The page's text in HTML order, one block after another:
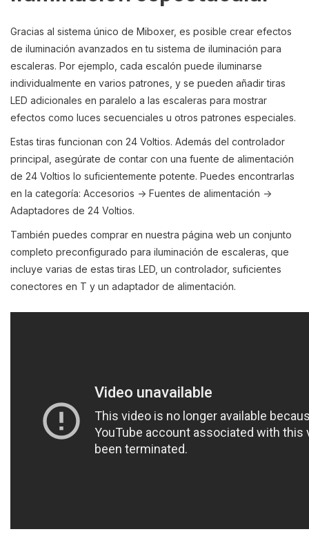
Gracias al sistema único de Miboxer, es posible crear efectos
de iluminación avanzados en tu sistema de iluminación para
escaleras. Por ejemplo, cada escalón puede iluminarse
individualmente en varios patrones, y se pueden añadir tiras
LED adicionales en paralelo a las escaleras para mostrar
efectos como luces secuenciales u otros patrones especiales.
Estas tiras funcionan con 24 Voltios. Además del controlador
principal, asegúrate de contar con una fuente de alimentación
de 24 Voltios lo suficientemente potente. Puedes encontrarlas
en la categoría: Accesorios -> Fuentes de alimentación ->
Adaptadores de 24 Voltios.
También puedes comprar en nuestra página web un conjunto
completo preconfigurado para iluminación de escaleras, que
incluye varias de estas tiras LED, un controlador, suficientes
conectores en T y un adaptador de alimentación.